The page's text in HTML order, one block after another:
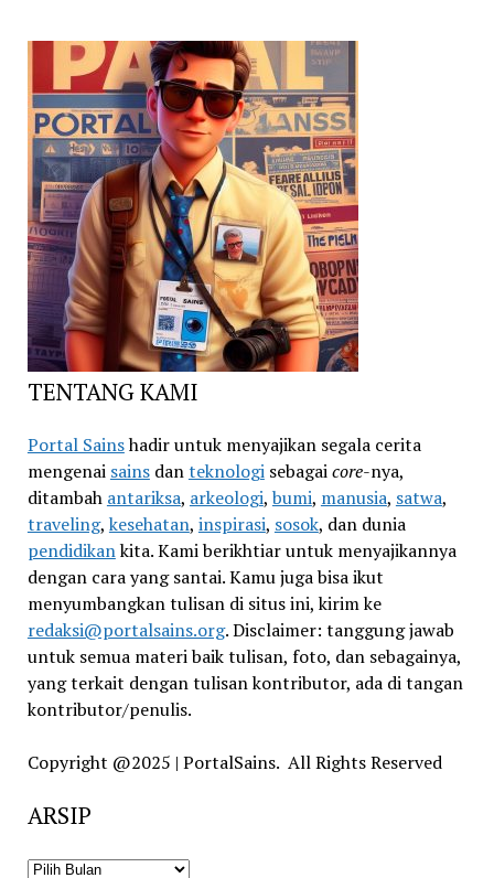
TENTANG KAMI
Portal Sainshadir untuk menyajikan segala cerita
mengenai sainsdanteknologisebagaicore-nya,
ditambah antariksa, arkeologi, bumi, manusia, satwa,
traveling, kesehatan, inspirasi, sosok, dan dunia
pendidikankita. Kami berikhtiar untuk menyajikannya
dengan cara yang santai. Kamu juga bisa ikut
menyumbangkan tulisan di situs ini, kirim ke
redaksi@portalsains.org. Disclaimer: tanggung jawab
untuk semua materi baik tulisan, foto, dan sebagainya,
yang terkait dengan tulisan kontributor, ada di tangan
kontributor/penulis.
Copyright @2025 | PortalSains. All Rights Reserved
ARSIP
ARSIP